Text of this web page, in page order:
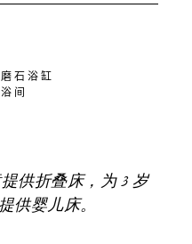
石浴缸
间
供折叠床，为 3 岁
供婴儿床。